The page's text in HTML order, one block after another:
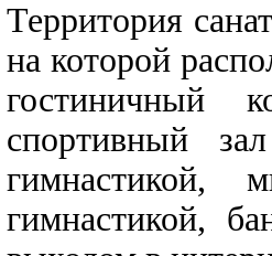
Территория
на которой
гостиничный
спортивный
гимнастикой,
гимнастикой,